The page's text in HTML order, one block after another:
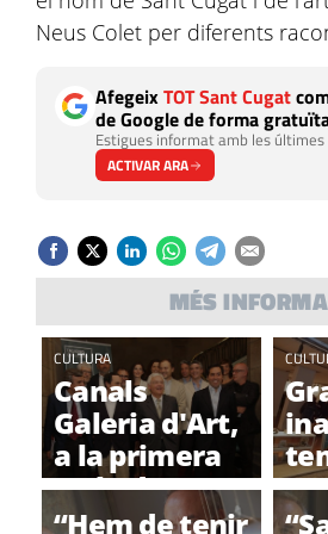
Neus Colet per diferents
AfegeixTOT Sant Cugat
de Google de forma
Estigues informat amb les
ACTIVAR ARA
MÉS
CULTURA
Canals
Galeria d'Art,
a la primera
trobada
internacional
“Hem de tenir